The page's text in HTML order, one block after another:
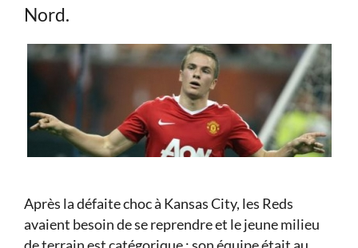
Nord.
Après la défaite choc à Kansas City, les Reds
avaient besoin de se reprendre et le jeune milieu